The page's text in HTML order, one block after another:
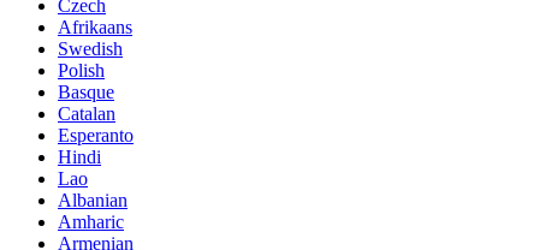
Czech
Afrikaans
Swedish
Polish
Basque
Catalan
Esperanto
Hindi
Lao
Albanian
Amharic
Armenian